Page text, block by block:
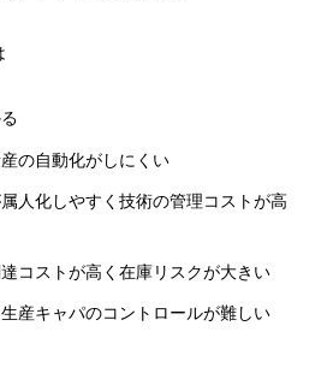
の自動化がしにくい
人化しやすく技術の管理コストが高
コストが高く在庫リスクが大きい
産キャパのコントロールが難しい